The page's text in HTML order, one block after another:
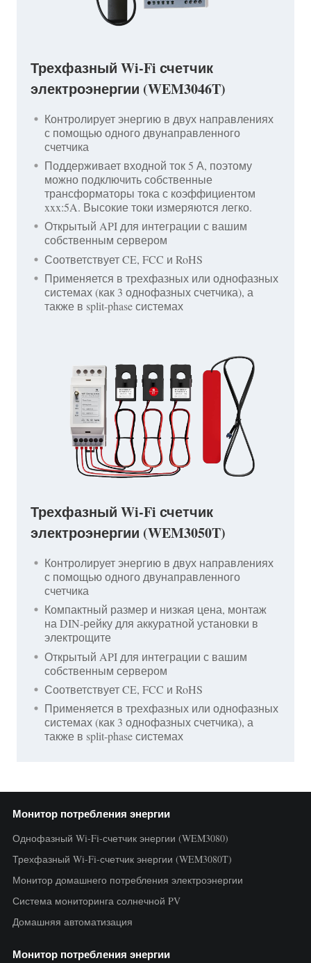
Трехфазный Wi-Fi счетчик
электроэнергии (WEM3046T)
Контролирует энергию в двух направлениях
с помощью одного двунаправленного
счетчика
Поддерживает входной ток 5 А, поэтому
можно подключить собственные
трансформаторы тока с коэффициентом
xxx:5A. Высокие токи измеряются легко.
Открытый API для интеграции с вашим
собственным сервером
Соответствует CE, FCC и RoHS
Применяется в трехфазных или однофазных
системах (как 3 однофазных счетчика), а
также в split-phase системах
Трехфазный Wi-Fi счетчик
электроэнергии (WEM3050T)
Контролирует энергию в двух направлениях
с помощью одного двунаправленного
счетчика
Компактный размер и низкая цена, монтаж
на DIN-рейку для аккуратной установки в
электрощите
Открытый API для интеграции с вашим
собственным сервером
Соответствует CE, FCC и RoHS
Применяется в трехфазных или однофазных
системах (как 3 однофазных счетчика), а
также в split-phase системах
Монитор потребления энергии
Однофазный Wi-Fi-счетчик энергии (WEM3080)
Трехфазный Wi-Fi-счетчик энергии (WEM3080T)
Монитор домашнего потребления электроэнергии
Система мониторинга солнечной PV
Домашняя автоматизация
Монитор потребления энергии